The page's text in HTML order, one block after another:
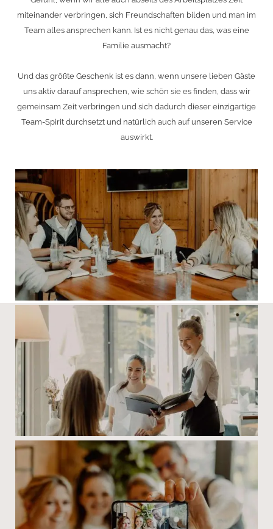
miteinander verbringen, sich Freundschaften bilden und man im
Team alles ansprechen kann. Ist es nicht genau das, was eine
Familie ausmacht?
Und das größte Geschenk ist es dann, wenn unsere lieben Gäste
uns aktiv darauf ansprechen, wie schön sie es finden, dass wir
gemeinsam Zeit verbringen und sich dadurch dieser einzigartige
Team-Spirit durchsetzt und natürlich auch auf unseren Service
auswirkt.